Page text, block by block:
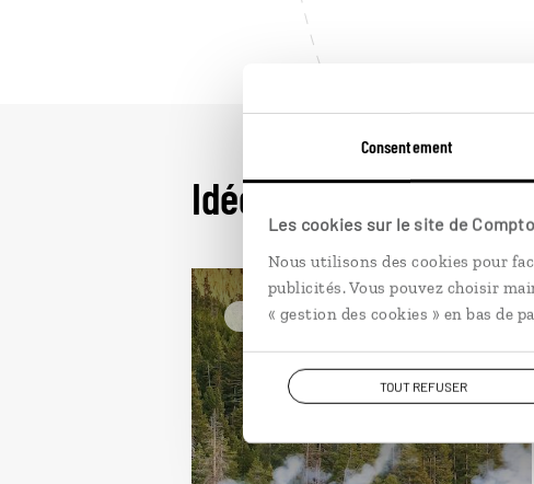
Consentement
Les cookies sur le site de
Nous utilisons des cookies pour
publicités. Vous pouvez choisir
« gestion des cookies » en bas de
TOUT REFUSER
Idées de voyage
Grands espaces Etats-Unis